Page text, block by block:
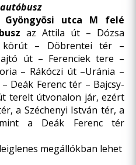
Gyöngyösi utca M felé
az Attila út – Dózsa
– Döbrentei tér –
út – Ferenciek tere –
– Rákóczi út –Uránia –
Deák Ferenc tér – Bajcsy-
terelt útvonalon jár, ezért
a Széchenyi István tér, a
a Deák Ferenc tér
megállókban lehet